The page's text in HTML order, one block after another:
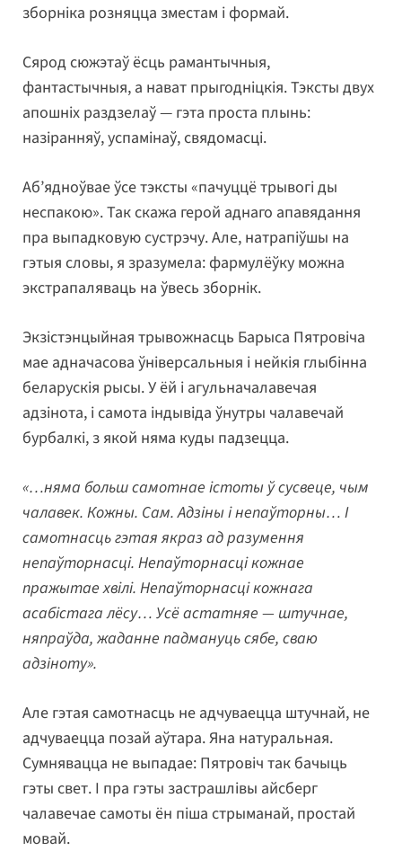
зборніка розняцца зместам і формай.
Сярод сюжэтаў ёсць рамантычныя,
фантастычныя, а нават прыгодніцкія. Тэксты двух
апошніх раздзелаў — гэта проста плынь:
назіранняў, успамінаў, свядомасці.
Аб’ядноўвае ўсе тэксты «пачуццё трывогі ды
неспакою». Так скажа герой аднаго апавядання
пра выпадковую сустрэчу. Але, натрапіўшы на
гэтыя словы, я зразумела: фармулёўку можна
экстрапаляваць на ўвесь зборнік.
Экзістэнцыйная трывожнасць Барыса Пятровіча
мае адначасова ўніверсальныя і нейкія глыбінна
беларускія рысы. У ёй і агульначалавечая
адзінота, і самота індывіда ўнутры чалавечай
бурбалкі, з якой няма куды падзецца.
«…няма больш самотнае істоты ў сусвеце, чым
чалавек. Кожны. Сам. Адзіны і непаўторны… І
самотнасць гэтая якраз ад разумення
непаўторнасці. Непаўторнасці кожнае
пражытае хвілі. Непаўторнасці кожнага
асабістага лёсу… Усё астатняе — штучнае,
няпраўда, жаданне падмануць сябе, сваю
адзіноту».
Але гэтая самотнасць не адчуваецца штучнай, не
адчуваецца позай аўтара. Яна натуральная.
Сумнявацца не выпадае: Пятровіч так бачыць
гэты свет. І пра гэты застрашлівы айсберг
чалавечае самоты ён піша стрыманай, простай
мовай.